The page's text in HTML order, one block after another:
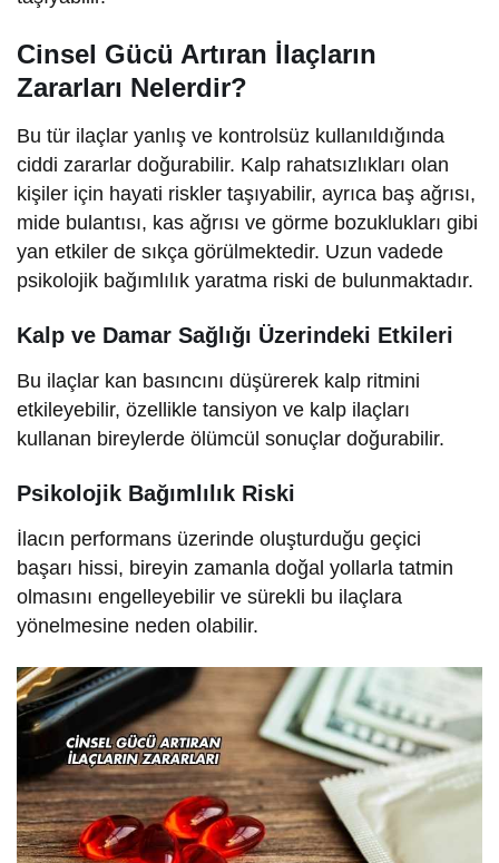
Cinsel Gücü Artıran İlaçların
Zararları Nelerdir?
Bu tür ilaçlar yanlış ve kontrolsüz kullanıldığında
ciddi zararlar doğurabilir. Kalp rahatsızlıkları olan
kişiler için hayati riskler taşıyabilir, ayrıca baş ağrısı,
mide bulantısı, kas ağrısı ve görme bozuklukları gibi
yan etkiler de sıkça görülmektedir. Uzun vadede
psikolojik bağımlılık yaratma riski de bulunmaktadır.
Kalp ve Damar Sağlığı Üzerindeki Etkileri
Bu ilaçlar kan basıncını düşürerek kalp ritmini
etkileyebilir, özellikle tansiyon ve kalp ilaçları
kullanan bireylerde ölümcül sonuçlar doğurabilir.
Psikolojik Bağımlılık Riski
İlacın performans üzerinde oluşturduğu geçici
başarı hissi, bireyin zamanla doğal yollarla tatmin
olmasını engelleyebilir ve sürekli bu ilaçlara
yönelmesine neden olabilir.